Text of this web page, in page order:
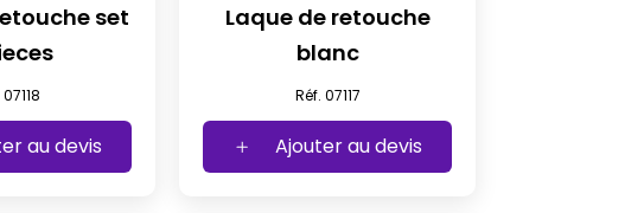
set
au devis
Laque de retouche
blanc
Réf. 07117
Ajouter au devis